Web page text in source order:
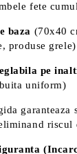
fete
baza (70x40
produse grele)
pe
uniform)
garanteaza
riscul